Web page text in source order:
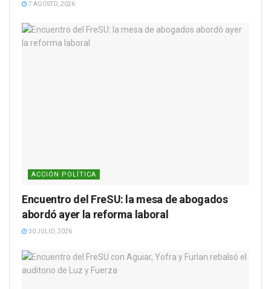
7 AGOSTO, 2026
ACCIÓN POLÍTICA
Encuentro del FreSU: la mesa de abogados
abordó ayer la reforma laboral
30 JULIO, 2026